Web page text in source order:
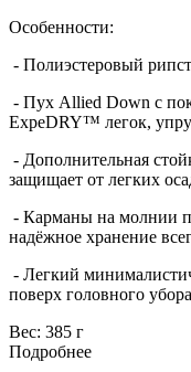
Особенности:
- Полиэстеровый
- Пух Allied Down с
ExpeDRY™ легок,
- Дополнительная
защищает от легких
- Карманы на молнии
надёжное хранение
- Легкий
поверх головного
Вес: 385 г
Подробнее